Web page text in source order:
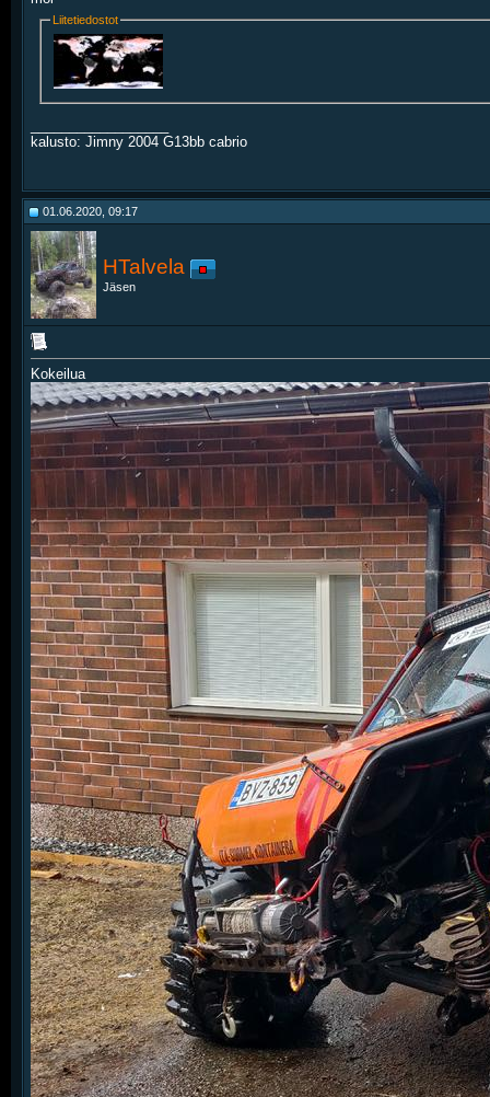
Liitetiedostot
kalusto: Jimny 2004 G13bb cabrio
01.06.2020, 09:17
HTalvela
Jäsen
Kokeilua